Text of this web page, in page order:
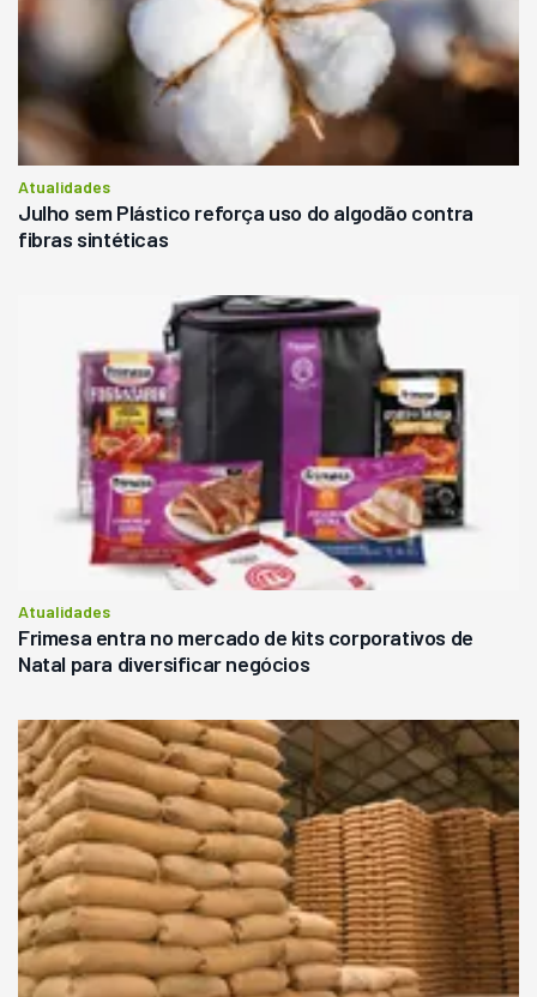
Atualidades
Julho sem Plástico reforça uso do algodão contra
fibras sintéticas
Atualidades
Frimesa entra no mercado de kits corporativos de
Natal para diversificar negócios